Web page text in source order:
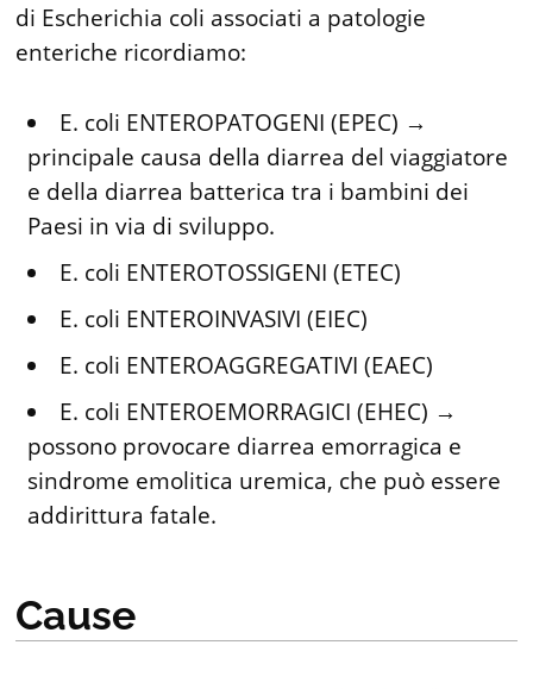
di Escherichia coli associati a patologie
enteriche ricordiamo:
E. coli ENTEROPATOGENI (EPEC) →
principale causa della diarrea del viaggiatore
e della diarrea batterica tra i bambini dei
Paesi in via di sviluppo.
E. coli ENTEROTOSSIGENI (ETEC)
E. coli ENTEROINVASIVI (EIEC)
E. coli ENTEROAGGREGATIVI (EAEC)
E. coli ENTEROEMORRAGICI (EHEC) →
possono provocare diarrea emorragica e
sindrome emolitica uremica, che può essere
addirittura fatale.
Cause